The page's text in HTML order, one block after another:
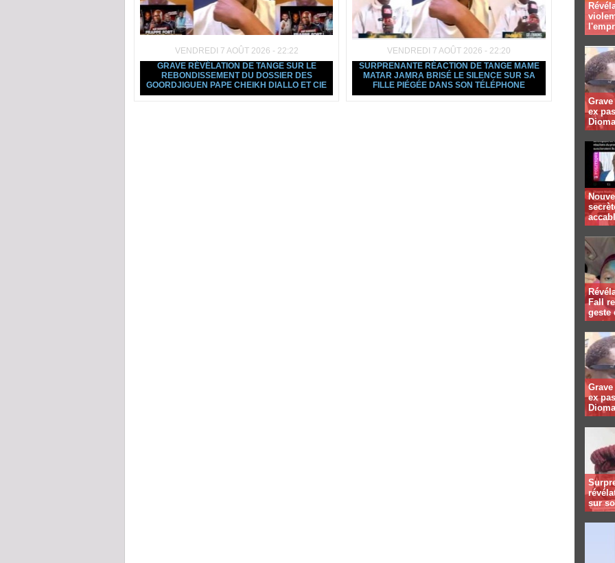
VENDREDI 7 AOÛT 2026 - 22:22
GRAVE RÉVÉLATION DE TANGE SUR LE
REBONDISSEMENT DU DOSSIER DES
GOORDJIGUEN PAPE CHEIKH DIALLO ET CIE
VENDREDI 7 AOÛT 2026 - 22:20
SURPRENANTE RÉACTION DE TANGE MAME
MATAR JAMRA BRISÉ LE SILENCE SUR SA
FILLE PIÉGÉE DANS SON TÉLÉPHONE
ex
Fall
geste
ex
sur